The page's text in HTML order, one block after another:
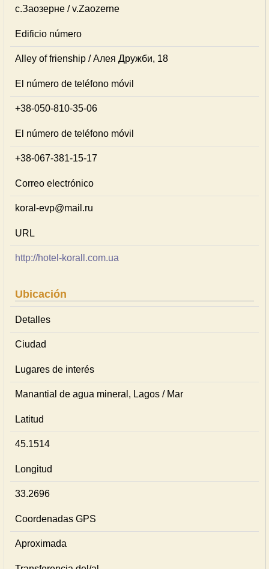
с.Заозерне / v.Zaozerne
Edificio número
Alley of frienship / Алея Дружби, 18
El número de teléfono móvil
+38-050-810-35-06
El número de teléfono móvil
+38-067-381-15-17
Correo electrónico
koral-evp@mail.ru
URL
http://hotel-korall.com.ua
Ubicación
Detalles
Ciudad
Lugares de interés
Manantial de agua mineral, Lagos / Mar
Latitud
45.1514
Longitud
33.2696
Coordenadas GPS
Aproximada